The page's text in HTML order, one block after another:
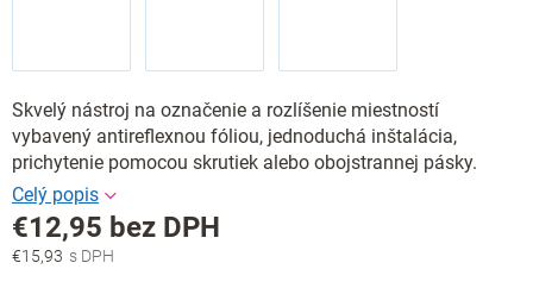
Skvelý nástroj na označenie a rozlíšenie miestností
vybavený antireflexnou fóliou, jednoduchá inštalácia,
prichytenie pomocou skrutiek alebo obojstrannej pásky.
€15,93
€12,95 bez DPH
Jednotková